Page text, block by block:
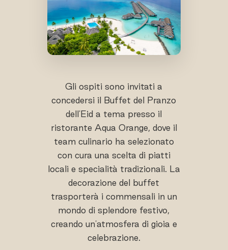
Gli ospiti sono invitati a
concedersi il Buffet del Pranzo
dell'Eid a tema presso il
ristorante Aqua Orange, dove il
team culinario ha selezionato
con cura una scelta di piatti
locali e specialità tradizionali. La
decorazione del buffet
trasporterà i commensali in un
mondo di splendore festivo,
creando un'atmosfera di gioia e
celebrazione.